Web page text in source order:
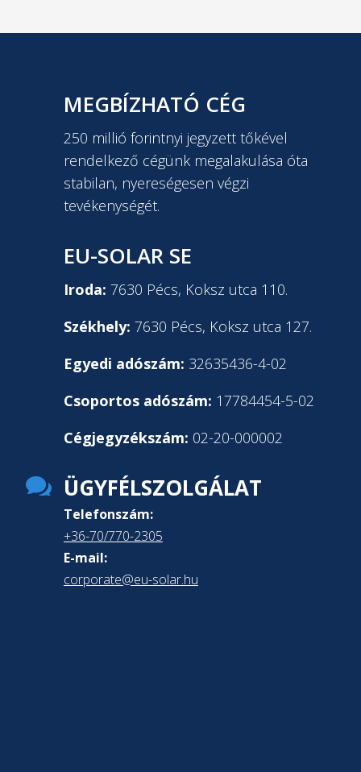
MEGBÍZHATÓ CÉG
250 millió forintnyi jegyzett tőkével
rendelkező cégünk megalakulása óta
stabilan, nyereségesen végzi
tevékenységét.
EU-SOLAR SE
Iroda: 7630 Pécs, Koksz utca 110.
Székhely: 7630 Pécs, Koksz utca 127.
Egyedi adószám: 32635436-4-02
Csoportos adószám: 17784454-5-02
Cégjegyzékszám: 02-20-000002
 ÜGYFÉLSZOLGÁLAT
Telefonszám:
+36-70/770-2305
E-mail:
corporate@eu-solar.hu